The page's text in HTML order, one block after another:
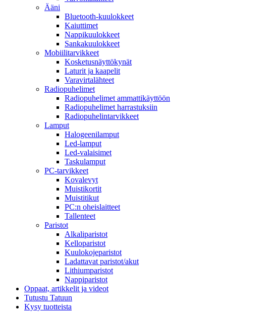
Ääni
Bluetooth-kuulokkeet
Kaiuttimet
Nappikuulokkeet
Sankakuulokkeet
Mobiilitarvikkeet
Kosketusnäyttökynät
Laturit ja kaapelit
Varavirtalähteet
Radiopuhelimet
Radiopuhelimet ammattikäyttöön
Radiopuhelimet harrastuksiin
Radiopuhelintarvikkeet
Lamput
Halogeenilamput
Led-lamput
Led-valaisimet
Taskulamput
PC-tarvikkeet
Kovalevyt
Muistikortit
Muistitikut
PC:n oheislaitteet
Tallenteet
Paristot
Alkaliparistot
Kelloparistot
Kuulokojeparistot
Ladattavat paristot/akut
Lithiumparistot
Nappiparistot
Oppaat, artikkelit ja videot
Tutustu Tatuun
Kysy tuotteista